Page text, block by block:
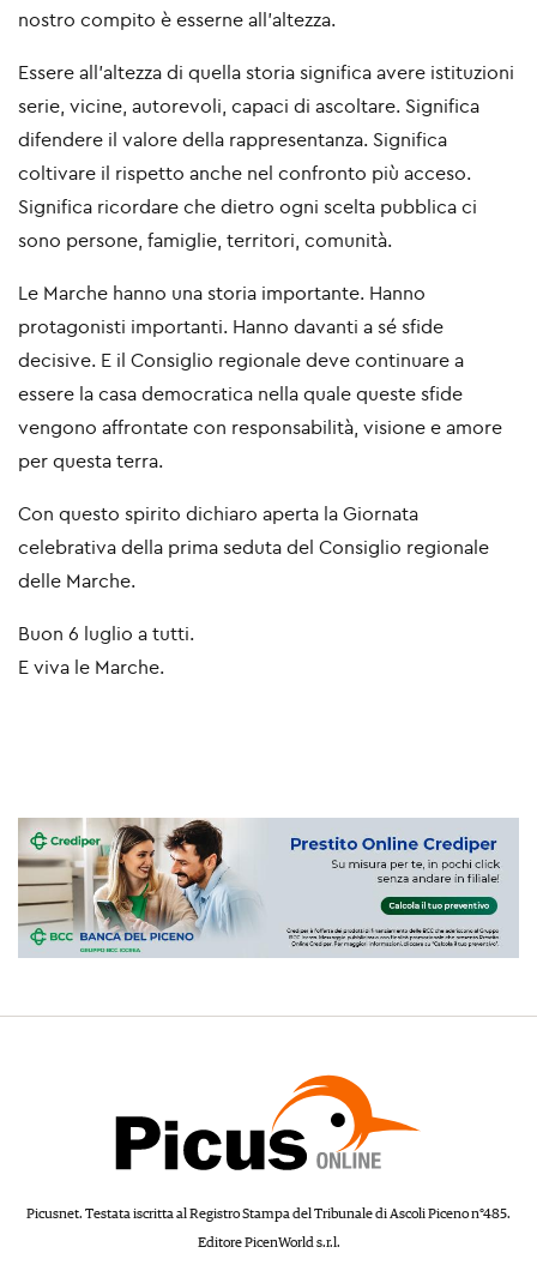
nostro compito è esserne all’altezza.
Essere all’altezza di quella storia significa avere istituzioni
serie, vicine, autorevoli, capaci di ascoltare. Significa
difendere il valore della rappresentanza. Significa
coltivare il rispetto anche nel confronto più acceso.
Significa ricordare che dietro ogni scelta pubblica ci
sono persone, famiglie, territori, comunità.
Le Marche hanno una storia importante. Hanno
protagonisti importanti. Hanno davanti a sé sfide
decisive. E il Consiglio regionale deve continuare a
essere la casa democratica nella quale queste sfide
vengono affrontate con responsabilità, visione e amore
per questa terra.
Con questo spirito dichiaro aperta la Giornata
celebrativa della prima seduta del Consiglio regionale
delle Marche.
Buon 6 luglio a tutti.
E viva le Marche.
Picusnet. Testata iscritta al Registro Stampa del Tribunale di Ascoli Piceno n°485.
Editore PicenWorld s.r.l.